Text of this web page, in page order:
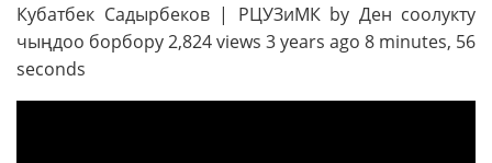
Кубатбек Садырбеков | РЦУЗиМК by Ден соолукту
чыңдоо борбору 2,824 views 3 years ago 8 minutes, 56
seconds